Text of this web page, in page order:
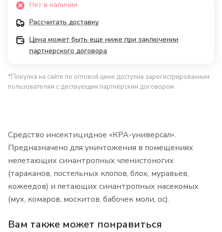
Нет в наличии
Рассчитать доставку
Цена может быть еще ниже при заключении
партнерского договора
*Покупка на сайте по оптовой цене доступна зарегистрированным
пользователям с дествующим партнёрским договором.
Средство инсектицидное «КРА-универсал».
Предназначено для уничтожения в помещениях
нелетающих синантропных членистоногих
(тараканов, постельных клопов, блох, муравьев,
кожеедов) и летающих синантропных насекомых
(мух, комаров, москитов, бабочек моли, ос).
Вам также может понравиться